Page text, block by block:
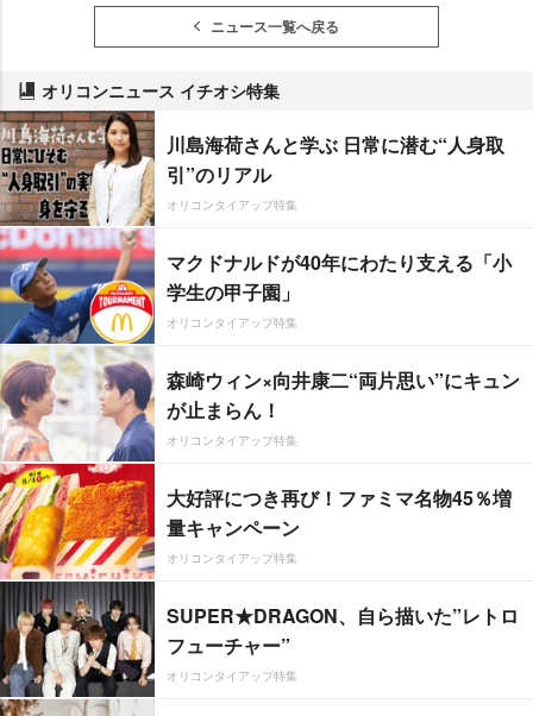
ニュース一覧へ戻る
オリコンニュース イチオシ特集
川島海荷さんと学ぶ 日常に潜む“人身取
引”のリアル
オリコンタイアップ特集
マクドナルドが40年にわたり支える「小
学生の甲子園」
オリコンタイアップ特集
森崎ウィン×向井康二“両片思い”にキュン
が止まらん！
オリコンタイアップ特集
大好評につき再び！ファミマ名物45％増
量キャンペーン
オリコンタイアップ特集
SUPER★DRAGON、自ら描いた”レトロ
フューチャー”
オリコンタイアップ特集